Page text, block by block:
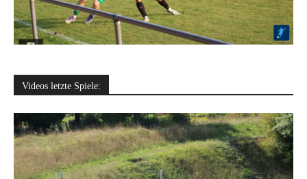
Videos letzte Spiele: